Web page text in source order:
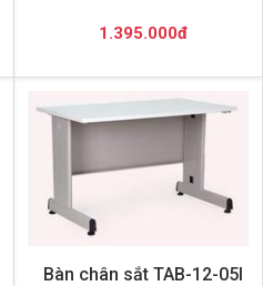
1.395.000đ
Bàn chân sắt TAB-12-05I